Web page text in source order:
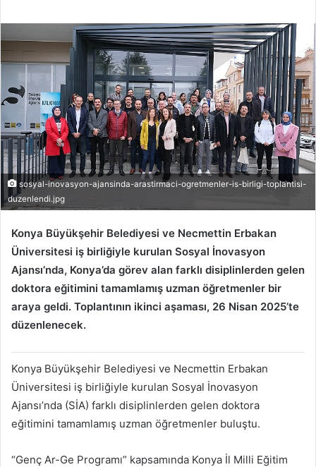
sosyal-inovasyon-ajansinda-arastirmaci-ogretmenler-is-birligi-toplantisi-
duzenlendi.jpg
Konya Büyükşehir Belediyesi ve Necmettin Erbakan
Üniversitesi iş birliğiyle kurulan Sosyal İnovasyon
Ajansı’nda, Konya’da görev alan farklı disiplinlerden gelen
doktora eğitimini tamamlamış uzman öğretmenler bir
araya geldi. Toplantının ikinci aşaması, 26 Nisan 2025’te
düzenlenecek.
Konya Büyükşehir Belediyesi ve Necmettin Erbakan
Üniversitesi iş birliğiyle kurulan Sosyal İnovasyon
Ajansı’nda (SİA) farklı disiplinlerden gelen doktora
eğitimini tamamlamış uzman öğretmenler buluştu.
“Genç Ar-Ge Programı” kapsamında Konya İl Milli Eğitim